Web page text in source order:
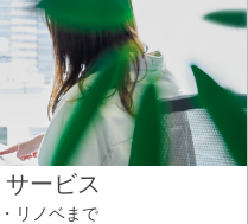
ービス
リノベまで